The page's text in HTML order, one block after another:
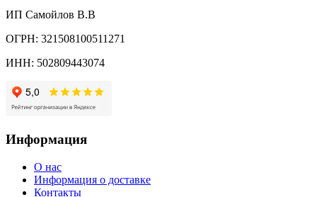
ИП Самойлов В.В
ОГРН: 321508100511271
ИНН: 502809443074
Информация
О нас
Информация о доставке
Контакты